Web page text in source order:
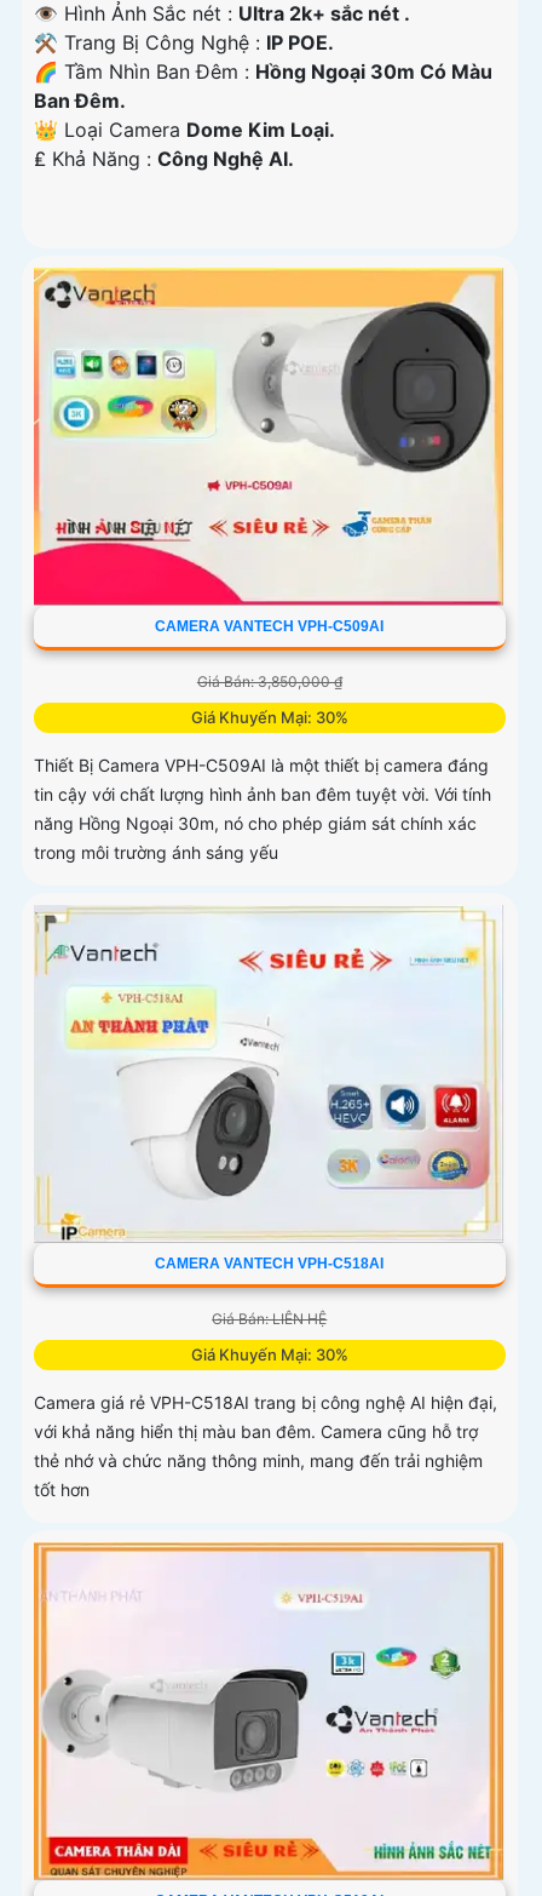
👁 Hình Ảnh Sắc nét : Ultra 2k+ sắc nét .
⚒ Trang Bị Công Nghệ : IP POE.
🌈 Tầm Nhìn Ban Đêm : Hồng Ngoại 30m Có Màu
Ban Đêm.
👑 Loại Camera Dome Kim Loại.
️₤ Khả Năng : Công Nghệ AI.
CAMERA VANTECH VPH-C509AI
Giá Bán: 3,850,000 ₫
Giá Khuyến Mại: 30%
Thiết Bị Camera VPH-C509AI là một thiết bị camera đáng
tin cậy với chất lượng hình ảnh ban đêm tuyệt vời. Với tính
năng Hồng Ngoại 30m, nó cho phép giám sát chính xác
trong môi trường ánh sáng yếu
CAMERA VANTECH VPH-C518AI
Giá Bán: LIÊN HỆ
Giá Khuyến Mại: 30%
Camera giá rẻ VPH-C518AI trang bị công nghệ AI hiện đại,
với khả năng hiển thị màu ban đêm. Camera cũng hỗ trợ
thẻ nhớ và chức năng thông minh, mang đến trải nghiệm
tốt hơn